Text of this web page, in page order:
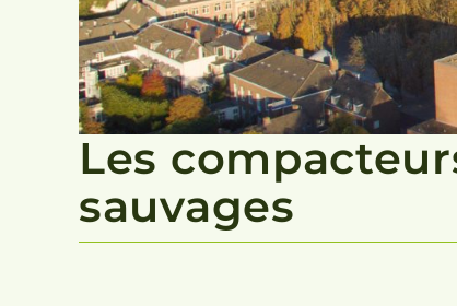
Les
sauvages